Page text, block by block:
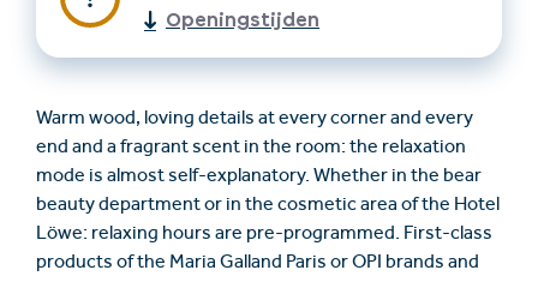
Nederlands
+43/5476/6239
info@serfaus-fiss-ladis.at
Openingstijden
Warm wood, loving details at every corner and every
end and a fragrant scent in the room: the relaxation
mode is almost self-explanatory. Whether in the bear
beauty department or in the cosmetic area of the Hotel
Löwe: relaxing hours are pre-programmed. First-class
products of the Maria Galland Paris or OPI brands and